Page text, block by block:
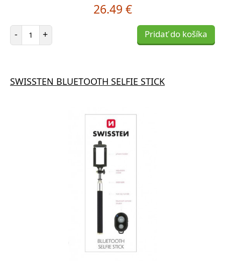
26.49 €
- Počet položiek
+ Pridať do košíka
SWISSTEN BLUETOOTH SELFIE STICK